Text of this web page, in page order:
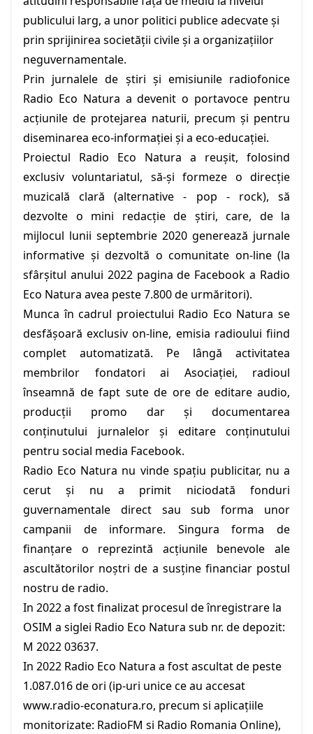
publicului larg, a unor politici publice adecvate și
prin sprijinirea societății civile și a organizațiilor
neguvernamentale.
Prin jurnalele de știri și emisiunile radiofonice
Radio Eco Natura a devenit o portavoce pentru
acțiunile de protejarea naturii, precum și pentru
diseminarea eco-informației și a eco-educației.
Proiectul Radio Eco Natura a reușit, folosind
exclusiv voluntariatul, să-și formeze o direcție
muzicală clară (alternative - pop - rock), să
dezvolte o mini redacție de știri, care, de la
mijlocul lunii septembrie 2020 generează jurnale
informative și dezvoltă o comunitate on-line (la
sfârșitul anului 2022 pagina de Facebook a Radio
Eco Natura avea peste 7.800 de urmăritori).
Munca în cadrul proiectului Radio Eco Natura se
desfășoară exclusiv on-line, emisia radioului fiind
complet automatizată. Pe lângă activitatea
membrilor fondatori ai Asociației, radioul
înseamnă de fapt sute de ore de editare audio,
producții promo dar și documentarea
conținutului jurnalelor și editare conținutului
pentru social media Facebook.
Radio Eco Natura nu vinde spațiu publicitar, nu a
cerut și nu a primit niciodată fonduri
guvernamentale direct sau sub forma unor
campanii de informare. Singura forma de
finanțare o reprezintă acțiunile benevole ale
ascultătorilor noștri de a susține financiar postul
nostru de radio.
In 2022 a fost finalizat procesul de înregistrare la
OSIM a siglei Radio Eco Natura sub nr. de depozit:
M 2022 03637.
In 2022 Radio Eco Natura a fost ascultat de peste
1.087.016 de ori (ip-uri unice ce au accesat
www.radio-econatura.ro, precum si aplicațiile
monitorizate: RadioFM si Radio Romania Online),